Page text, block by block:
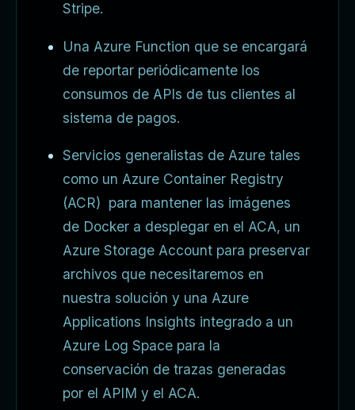
Stripe.
Una Azure Function que se encargará
de reportar periódicamente los
consumos de APIs de tus clientes al
sistema de pagos.
Servicios generalistas de Azure tales
como un Azure Container Registry
(ACR) para mantener las imágenes
de Docker a desplegar en el ACA, un
Azure Storage Account para preservar
archivos que necesitaremos en
nuestra solución y una Azure
Applications Insights integrado a un
Azure Log Space para la
conservación de trazas generadas
por el APIM y el ACA.